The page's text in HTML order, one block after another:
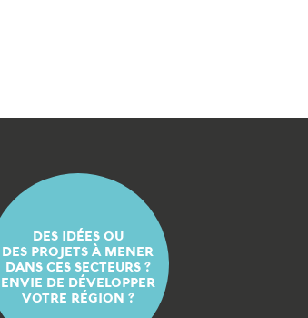
DES IDÉES OU
DES PROJETS À MENER
DANS CES SECTEURS ?
ENVIE DE DÉVELOPPER
VOTRE RÉGION ?